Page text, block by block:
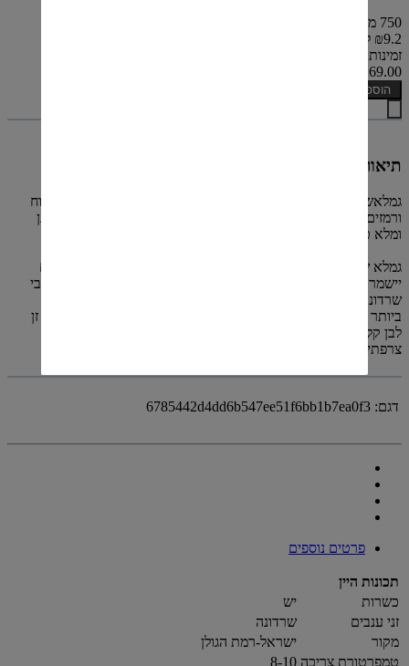
750 מ"ל
₪9.2 ל 100 מ"ל
זמינות: קיים במלאי
₪69.00
הוספה לסל
תיאור
גמלאשרדונה 2019 מציג ניחוחות של הדרים, פריחה, אגס נאשי, תפוח
ורמזים לפירותטרופיים, על רקע עדין של עץ אלון צרפתי. זהו יין רענן
ומלא טעם בעל גוףבינוני.
גמלא שרדונה 2019 מוכן ומהנה לשתייה כעת ובתנאי אחסון נאותים
יישמר עד כארבעשנים מהבציר.גמלא שרדונה 2019 מיוצר כולו מענבי
שרדונה שנבצרו בכרמים הממוקמיםבצפון הגולן, החלק הגבוה והקר
ביותר של הגולן. לאורך השנים, אזור זה הוכיח עצמוכאידיאלי לגידול זן
לבן קלאסי זה. היין התיישן לתקופה קצרה בחביות עץ אלון
צרפתיאשר הותירה את הזרקור על איכויות הפרי.
דגם: 6785442d4dd6b547ee51f6bb1b7ea0f3
פרטים נוספים
תכונות היין
כשרות
יש
זני ענבים
שרדונה
מקור
ישראל-רמת הגולן
טמפרטורת צריכה 8-10